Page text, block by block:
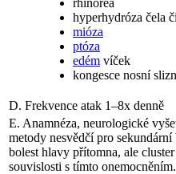
hyperhydróza čela
mióza
ptóza
edém víček
kongesce nosní
D. Frekvence atak 1–8x denně
E. Anamnéza, neurologické
metody nesvědčí pro
bolest hlavy přítomna, ale
souvislosti s tímto onemocněním.